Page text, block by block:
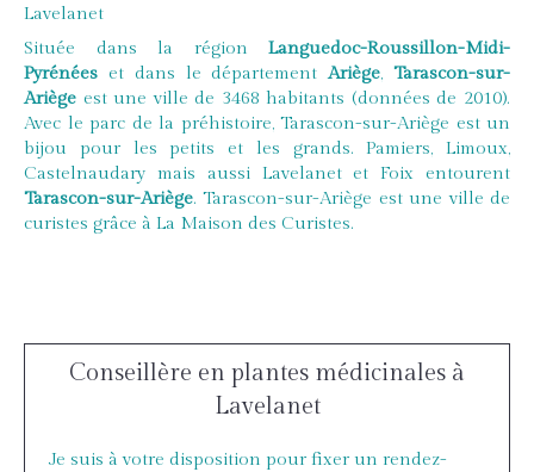
Lavelanet
Située dans la région Languedoc-Roussillon-Midi-
Pyrénées et dans le départementAriège,Tarascon-sur-
Ariège est une ville de 3468 habitants (données de 2010).
Avec le parc de la préhistoire, Tarascon-sur-Ariège est un
bijou pour les petits et les grands. Pamiers, Limoux,
Castelnaudary mais aussi Lavelanet et Foix entourent
Tarascon-sur-Ariège. Tarascon-sur-Ariège est une ville de
curistes grâce à La Maison des Curistes.
Conseillère en plantes médicinales à
Lavelanet
Je suis à votre disposition pour fixer un rendez-